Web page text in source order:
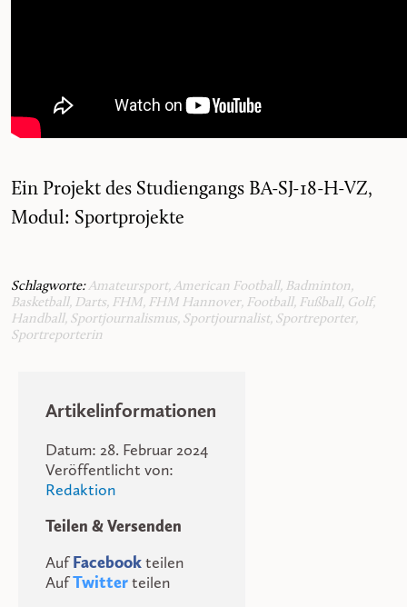
Ein Projekt des Studiengangs BA-SJ-18-H-VZ,
Modul: Sportprojekte
Schlagworte:Amateursport, American Football, Badminton,
Basketball, Darts, FHM, FHM Hannover, Football, Fußball, Golf,
Handball, Sportjournalismus, Sportjournalist, Sportreporter,
Sportreporterin
Artikelinformationen
Datum: 28. Februar 2024
Veröffentlicht von:
Redaktion
Teilen & Versenden
AufFacebookteilen
AufTwitterteilen